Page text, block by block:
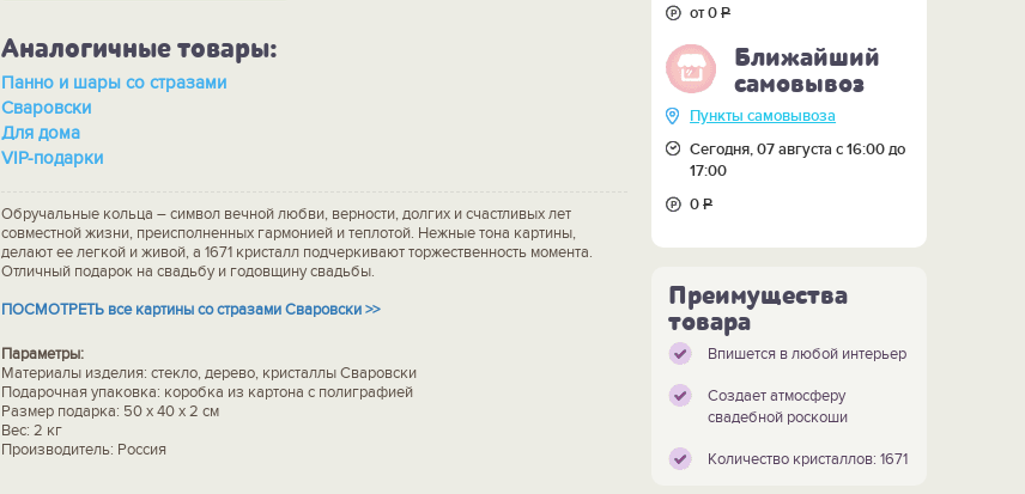
Аналогичные товары:
Панно и шары со стразами
Сваровски
Для дома
VIP-подарки
Обручальные кольца – символ вечной любви, верности, долгих и счастливых лет
совместной жизни, преисполненных гармонией и теплотой. Нежные тона картины,
делают ее легкой и живой, а 1671 кристалл подчеркивают торжественность момента.
Отличный подарок на свадьбу и годовщину свадьбы.
ПОСМОТРЕТЬ все картины со стразами Сваровски >>
Параметры:
Материалы изделия: стекло, дерево, кристаллы Сваровски
Подарочная упаковка: коробка из картона с полиграфией
Размер подарка: 50 х 40 х 2 см
Вес: 2 кг
Производитель: Россия
от 0Р
Ближайший
самовывоз
Пункты самовывоза
Сегодня, 07 августа с 16:00 до
17:00
0Р
Преимущества
товара
Впишется в любой интерьер
Создает атмосферу
свадебной роскоши
Количество кристаллов: 1671